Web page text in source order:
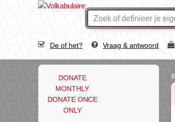
De of het? Vraag & antwoord
DONATE
MONTHLY
DONATE ONCE
ONLY